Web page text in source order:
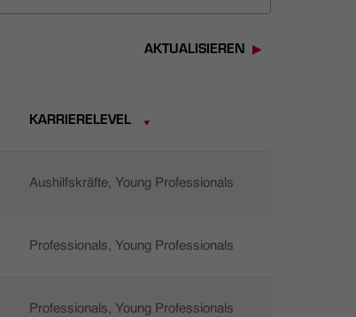
AKTUALISIEREN
KARRIERELEVEL
Aushilfskräfte, Young Professionals
Professionals, Young Professionals
Professionals, Young Professionals